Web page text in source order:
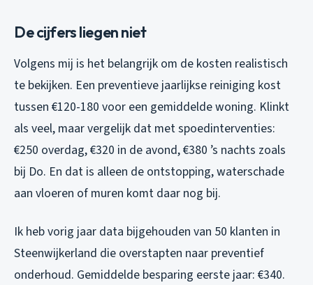
De cijfers liegen niet
Volgens mij is het belangrijk om de kosten realistisch
te bekijken. Een preventieve jaarlijkse reiniging kost
tussen €120-180 voor een gemiddelde woning. Klinkt
als veel, maar vergelijk dat met spoedinterventies:
€250 overdag, €320 in de avond, €380 ’s nachts zoals
bij Do. En dat is alleen de ontstopping, waterschade
aan vloeren of muren komt daar nog bij.
Ik heb vorig jaar data bijgehouden van 50 klanten in
Steenwijkerland die overstapten naar preventief
onderhoud. Gemiddelde besparing eerste jaar: €340.